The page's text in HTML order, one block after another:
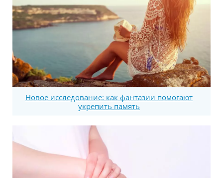
Новое исследование: как фантазии помогают
укрепить память